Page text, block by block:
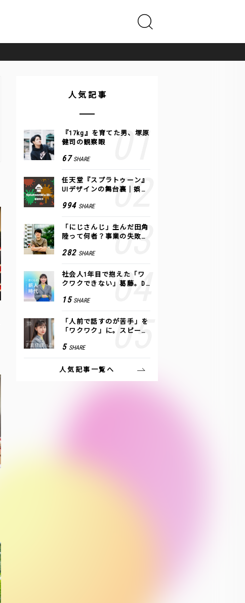
人気記事
『17kg』を育てた男、塚原
健司の観察眼
67 SHARE
任天堂『スプラトゥーン』
UIデザインの舞台裏｜娯楽
994 SHARE
「にじさんじ」生んだ田角
陸って何者？事業の失敗
COLOR
282 SHARE
社会人1年目で抱えた「ワ
クワクできない」葛藤。De
つけた、私の生きる道
15 SHARE
「人前で話すのが苦手」を
「ワクワク」に。スピーチ
方トレーニング」に込めた
5 SHARE
人気記事一覧へ